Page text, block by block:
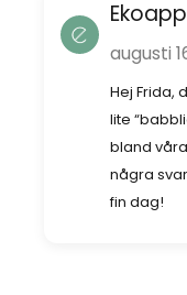
augusti
Hej Frida,
lite
bland
några
fin dag!